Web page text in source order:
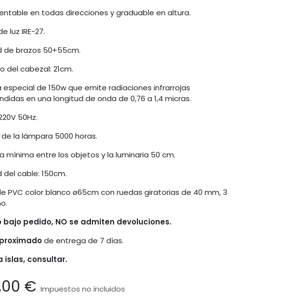
en todas direcciones y graduable en altura.
luz IRE-27.
de brazos 50+55cm.
del cabezal: 21cm.
especial de 150w que emite radiaciones infrarrojas
en una longitud de onda de 0,76 a 1,4 micras.
50Hz.
la lámpara 5000 horas.
mínima entre los objetos y la luminaria 50 cm.
del cable: 150cm.
PVC color blanco ø65cm con ruedas giratorias de 40 mm, 3
bajo pedido, NO se admiten devoluciones.
de entrega de 7 días.
islas, consultar.
€ Impuestos no incluidos